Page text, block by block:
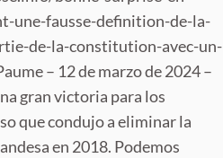
une-fausse-definition-de-la-
de-la-constitution-avec-un-
– 12 de marzo de 2024 –
gran victoria para los
que condujo a eliminar la
en 2018. Podemos